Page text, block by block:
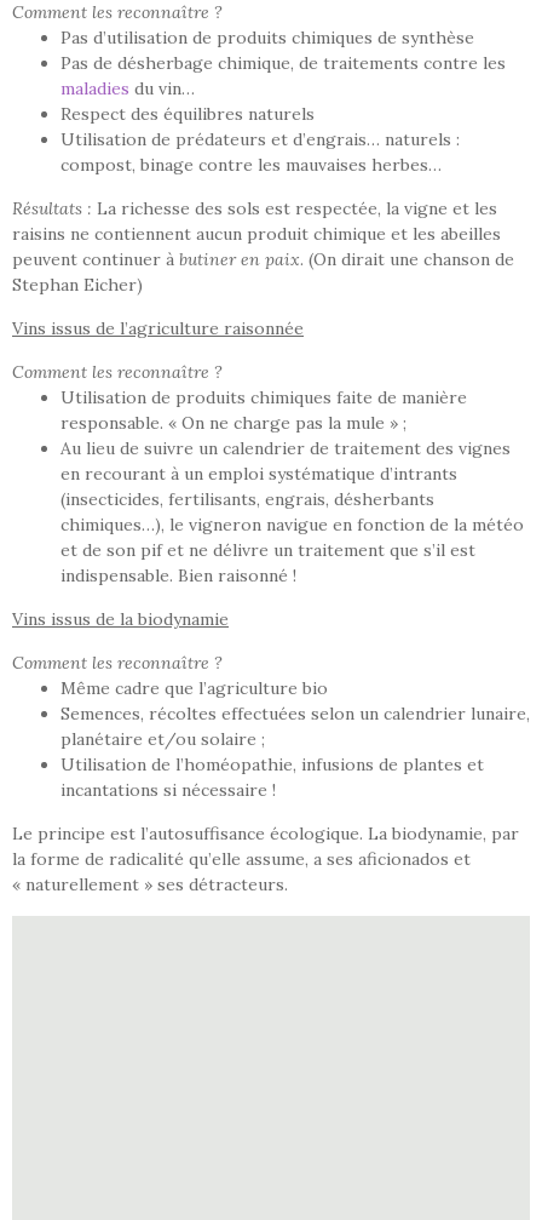
Comment les reconnaître ?
Pas d’utilisation de produits chimiques de synthèse
Pas de désherbage chimique, de traitements contre les
maladies du vin…
Respect des équilibres naturels
Utilisation de prédateurs et d’engrais… naturels :
compost, binage contre les mauvaises herbes…
Résultats : La richesse des sols est respectée, la vigne et les
raisins ne contiennent aucun produit chimique et les abeilles
peuvent continuer à butiner en paix. (On dirait une chanson de
Stephan Eicher)
Vins issus de l’agriculture raisonnée
Comment les reconnaître ?
Utilisation de produits chimiques faite de manière
responsable. « On ne charge pas la mule » ;
Au lieu de suivre un calendrier de traitement des vignes
en recourant à un emploi systématique d’intrants
(insecticides, fertilisants, engrais, désherbants
chimiques…), le vigneron navigue en fonction de la météo
et de son pif et ne délivre un traitement que s’il est
indispensable. Bien raisonné !
Vins issus de la biodynamie
Comment les reconnaître ?
Même cadre que l’agriculture bio
Semences, récoltes effectuées selon un calendrier lunaire,
planétaire et/ou solaire ;
Utilisation de l’homéopathie, infusions de plantes et
incantations si nécessaire !
Le principe est l’autosuffisance écologique. La biodynamie, par
la forme de radicalité qu’elle assume, a ses aficionados et
« naturellement » ses détracteurs.